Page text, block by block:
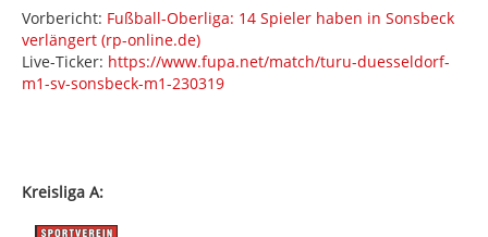
Vorbericht: Fußball-Oberliga: 14 Spieler haben in Sonsbeck
verlängert (rp-online.de)
Live-Ticker: https://www.fupa.net/match/turu-duesseldorf-
m1-sv-sonsbeck-m1-230319
Kreisliga A: